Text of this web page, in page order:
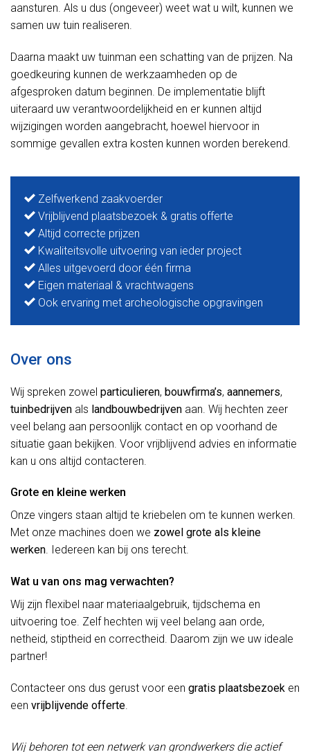
aansturen. Als u dus (ongeveer) weet wat u wilt, kunnen we
samen uw tuin realiseren.
Daarna maakt uw tuinman een schatting van de prijzen. Na
goedkeuring kunnen de werkzaamheden op de
afgesproken datum beginnen. De implementatie blijft
uiteraard uw verantwoordelijkheid en er kunnen altijd
wijzigingen worden aangebracht, hoewel hiervoor in
sommige gevallen extra kosten kunnen worden berekend.
Zelfwerkend zaakvoerder
Vrijblijvend plaatsbezoek & gratis offerte
Altijd correcte prijzen
Kwaliteitsvolle uitvoering van ieder project
Alles uitgevoerd door één firma
Eigen materiaal & vrachtwagens
Ook ervaring met archeologische opgravingen
Over ons
Wij spreken zowel particulieren, bouwfirma’s, aannemers,
tuinbedrijven als landbouwbedrijven aan. Wij hechten zeer
veel belang aan persoonlijk contact en op voorhand de
situatie gaan bekijken. Voor vrijblijvend advies en informatie
kan u ons altijd contacteren.
Grote en kleine werken
Onze vingers staan altijd te kriebelen om te kunnen werken.
Met onze machines doen we zowel grote als kleine
werken. Iedereen kan bij ons terecht.
Wat u van ons mag verwachten?
Wij zijn flexibel naar materiaalgebruik, tijdschema en
uitvoering toe. Zelf hechten wij veel belang aan orde,
netheid, stiptheid en correctheid. Daarom zijn we uw ideale
partner!
Contacteer ons dus gerust voor een gratis plaatsbezoek en
een vrijblijvende offerte.
Wij behoren tot een netwerk van grondwerkers die actief